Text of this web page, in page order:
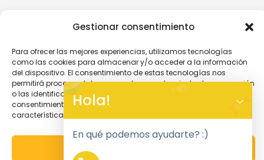
Gestionar consentimiento
Para ofrecer las mejores experiencias, utilizamos tecnologías
como las cookies para almacenar y/o acceder a la información
del dispositivo. El consentimiento de estas tecnologías nos
permitirá procesar datos como el comportamiento de navegación
o las identificaciones únicas en este sitio. No consentir o retirar el
consentimiento, puede afectar negativamente a ciertas
características y funciones.
By Iago
A
Hola!
En qué podemos ayudarte? :)